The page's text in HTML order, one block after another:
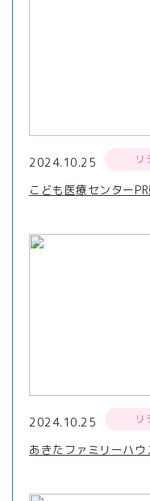
2024.10.25 リ
こども医療センター
2024.10.25 リ
あきたファミリーハウ